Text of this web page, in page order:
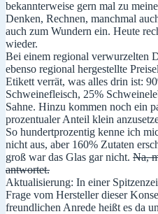
bekannterweise gern mal zu
Denken, Rechnen, manchmal
auch zum Wundern ein. Heute
wieder.
Bei einem regional verwurzelten
ebenso regional hergestellte
Etikett verrät, was alles drin ist:
Schweinefleisch, 25%
Sahne. Hinzu kommen noch ein
prozentualer Anteil klein
So hundertprozentig kenne ich
nicht aus, aber 160% Zutaten
groß war das Glas gar nicht. Na,
antwortet.
Aktualisierung: In einer
Frage vom Hersteller dieser
freundlichen Anrede heißt es da